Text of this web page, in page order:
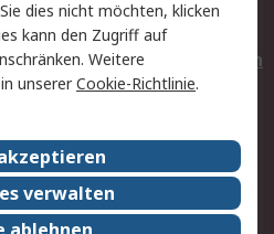
Entsorgung
Elektrogeräte/Batterien
RS weltweit
Nachhaltigkeit
Presse-Center
dies nicht möchten, klicken
kann den Zugriff auf
Weitere
unsererCookie-Richtlinie.
verwalten